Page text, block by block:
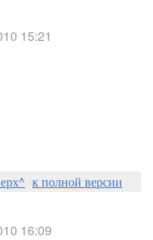
15:21
к полной версии
16:09